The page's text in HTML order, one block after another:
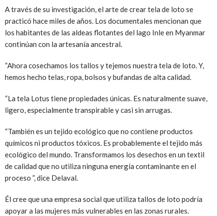
A través de su investigación, el arte de crear tela de loto se
practicó hace miles de años. Los documentales mencionan que
los habitantes de las aldeas flotantes del lago Inle en Myanmar
continúan con la artesanía ancestral.
“Ahora cosechamos los tallos y tejemos nuestra tela de loto. Y,
hemos hecho telas, ropa, bolsos y bufandas de alta calidad.
“La tela Lotus tiene propiedades únicas. Es naturalmente suave,
ligero, especialmente transpirable y casi sin arrugas.
“También es un tejido ecológico que no contiene productos
químicos ni productos tóxicos. Es probablemente el tejido más
ecológico del mundo. Transformamos los desechos en un textil
de calidad que no utiliza ninguna energía contaminante en el
proceso ”, dice Delaval.
Él cree que una empresa social que utiliza tallos de loto podría
apoyar a las mujeres más vulnerables en las zonas rurales.